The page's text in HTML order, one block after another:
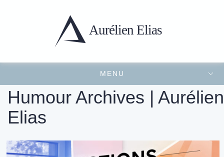
Aurélien Elias
MENU
FERMER LE MENU
Portfolio
Présentation
Projets récents
Contact
Humour Archives | Aurélien
Elias